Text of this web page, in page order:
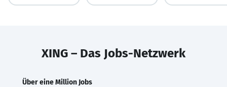
XING – Das Jobs-Netzwerk
Über eine Million Jobs